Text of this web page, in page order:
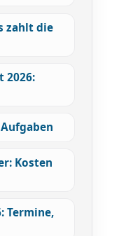
zahlt die
2026:
Kosten
Termine,